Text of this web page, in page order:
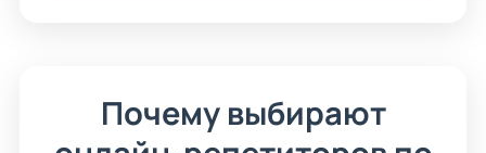
Почему выбирают